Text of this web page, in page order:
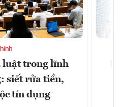
luật trong lĩnh
siết rửa tiền,
tín dụng